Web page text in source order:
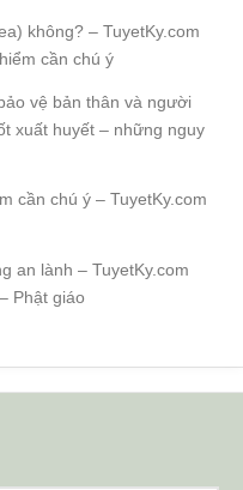
không? – TuyetKy.com
cần chú ý
vệ bản thân và người
xuất huyết – những nguy
cần chú ý – TuyetKy.com
an lành – TuyetKy.com
Phật giáo